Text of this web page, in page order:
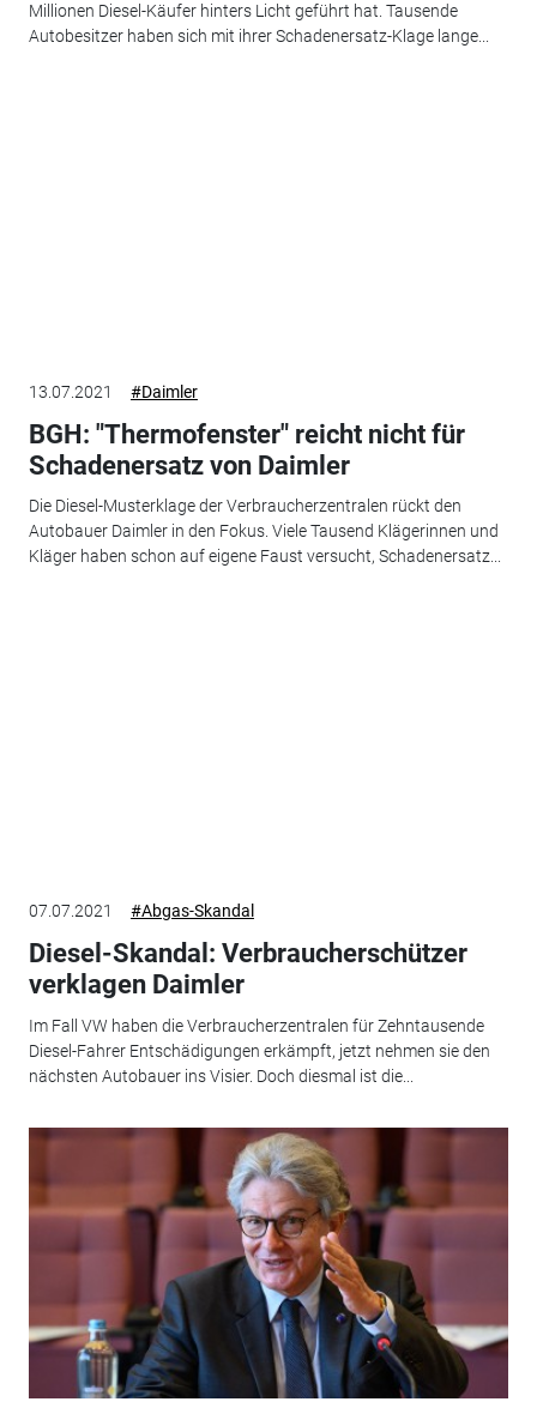
Millionen Diesel-Käufer hinters Licht geführt hat. Tausende
Autobesitzer haben sich mit ihrer Schadenersatz-Klage lange...
13.07.2021 #Daimler
BGH: "Thermofenster" reicht nicht für
Schadenersatz von Daimler
Die Diesel-Musterklage der Verbraucherzentralen rückt den
Autobauer Daimler in den Fokus. Viele Tausend Klägerinnen und
Kläger haben schon auf eigene Faust versucht, Schadenersatz...
07.07.2021 #Abgas-Skandal
Diesel-Skandal: Verbraucherschützer
verklagen Daimler
Im Fall VW haben die Verbraucherzentralen für Zehntausende
Diesel-Fahrer Entschädigungen erkämpft, jetzt nehmen sie den
nächsten Autobauer ins Visier. Doch diesmal ist die...